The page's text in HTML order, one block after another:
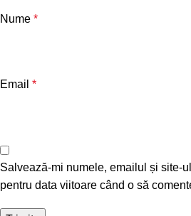
Nume *
Email *
Salvează-mi numele, emailul și site-
pentru data viitoare când o să